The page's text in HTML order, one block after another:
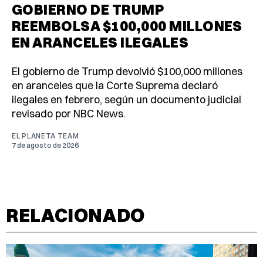
GOBIERNO DE TRUMP
REEMBOLSA $100,000 MILLONES
EN ARANCELES ILEGALES
El gobierno de Trump devolvió $100,000 millones
en aranceles que la Corte Suprema declaró
ilegales en febrero, según un documento judicial
revisado por NBC News.
EL PLANETA TEAM
7 de agosto de 2026
RELACIONADO